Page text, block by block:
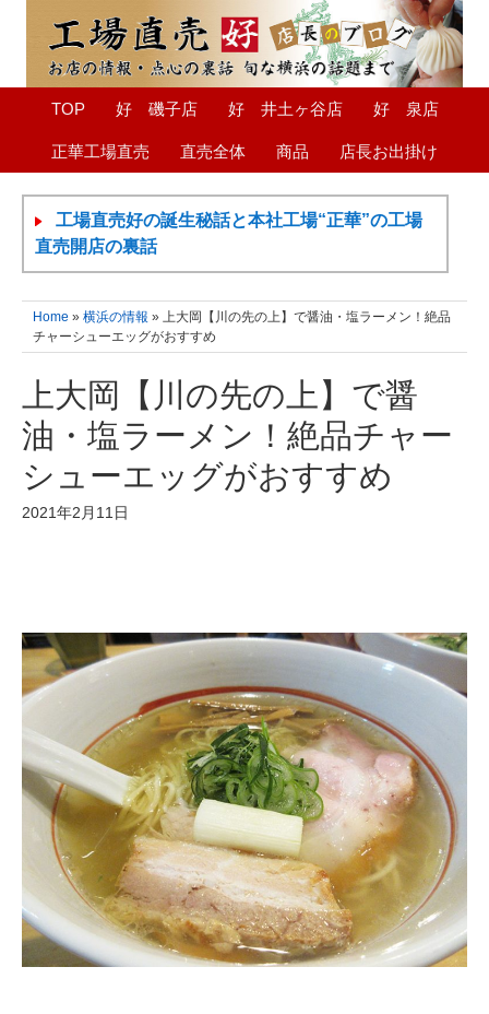
TOP 好 磯子店 好 井土ヶ谷店 好 泉店
正華工場直売 直売全体 商品 店長お出掛け
工場直売好の誕生秘話と本社工場“正華”の工場
直売開店の裏話
Home » 横浜の情報 » 上大岡【川の先の上】で醤油・塩ラーメン！絶品
チャーシューエッグがおすすめ
上大岡【川の先の上】で醤
油・塩ラーメン！絶品チャー
シューエッグがおすすめ
2021年2月11日